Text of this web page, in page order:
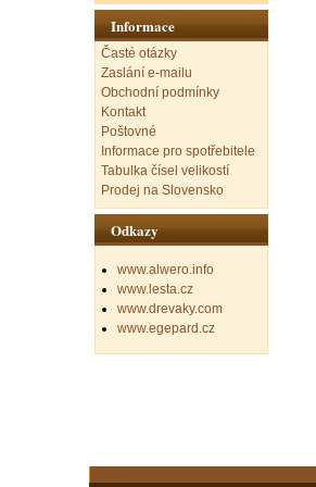
Informace
Časté otázky
Zaslání e-mailu
Obchodní podmínky
Kontakt
Poštovné
Informace pro spotřebitele
Tabulka čísel velikostí
Prodej na Slovensko
Odkazy
www.alwero.info
www.lesta.cz
www.drevaky.com
www.egepard.cz